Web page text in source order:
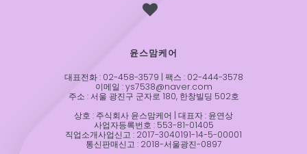
윤스맘케어
대표전화 : 02-458-3579 | 팩스 : 02-444-3578
이메일 : ys7538@naver.com
주소 : 서울 광진구 군자로 180, 한창빌딩 502호
상호 : 주식회사 윤스맘케어 | 대표자 : 윤연상
사업자등록번호 : 553-81-01405
직업소개사업신고 : 2017-3040191-14-5-00001
통신판매신고 : 2018-서울광진-0897